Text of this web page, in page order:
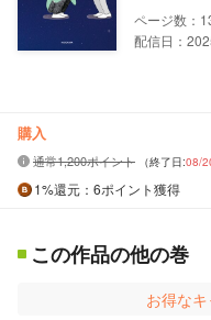
配信日：
購入
通常1,200ポイント （終了日:08/
1%還元 ：6ポイント獲得
この作品の他の巻
お得な